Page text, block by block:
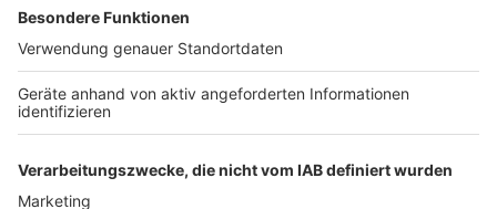
der Fall. Warum die vorgeschriebenen
Kommunikationsabläufe nicht funktionierten ist Kern
der Ermittlungen. Einer der Beschuldigten war am
Unfalltag als verantwortlicher Bauüberwacher
eingesetzt, der andere als Sicherungsposten.
Anzeige